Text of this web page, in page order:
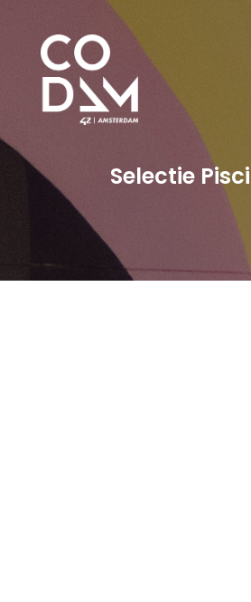
Selectie